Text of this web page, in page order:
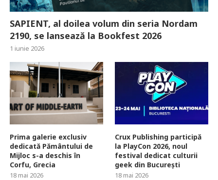
SAPIENT, al doilea volum din seria Nordam
2190, se lansează la Bookfest 2026
1 iunie 2026
Prima galerie exclusiv
dedicată Pământului de
Mijloc s-a deschis în
Corfu, Grecia
18 mai 2026
Crux Publishing participă
la PlayCon 2026, noul
festival dedicat culturii
geek din București
18 mai 2026